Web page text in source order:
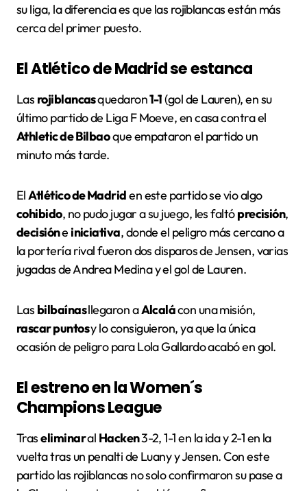
su liga, la diferencia es que las rojiblancas están más
cerca del primer puesto.
El Atlético de Madrid se estanca
Las rojiblancasquedaron1-1(gol de Lauren), en su
último partido de Liga F Moeve, en casa contra el
Athletic de Bilbaoque empataron el partido un
minuto más tarde.
ElAtlético de Madriden este partido se vio algo
cohibido, no pudo jugar a su juego, les faltóprecisión,
decisióneiniciativa, donde el peligro más cercano a
la portería rival fueron dos disparos de Jensen, varias
jugadas de Andrea Medina y el gol de Lauren.
Las bilbaínasllegaron aAlcalácon una misión,
rascar puntosy lo consiguieron, ya que la única
ocasión de peligro para Lola Gallardo acabó en gol.
El estreno en la Women´s
Champions League
Traseliminaral Hacken3-2, 1-1 en la ida y 2-1 en la
vuelta tras un penalti de Luany y Jensen. Con este
partido las rojiblancas no solo confirmaron su pase a